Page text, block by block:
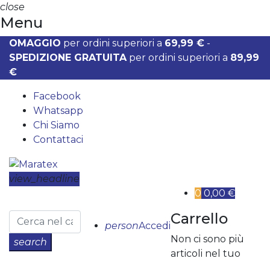
close
Menu
OMAGGIO per ordini superiori a 69,99 € -
SPEDIZIONE GRATUITAper ordini superiori a 89,99
€
Facebook
Whatsapp
Chi Siamo
Contattaci
view_headline
search
personAccedi
0 0,00 €
Carrello
Non ci sono più
articoli nel tuo